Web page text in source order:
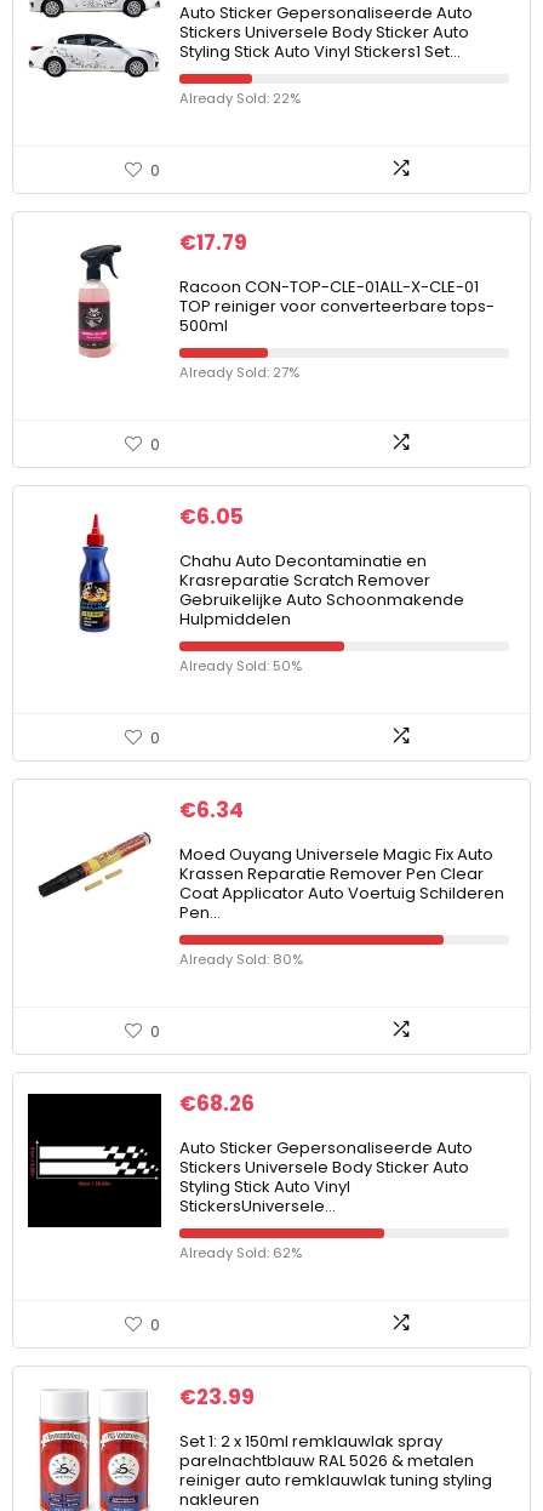
Auto Sticker Gepersonaliseerde Auto
Stickers Universele Body Sticker Auto
Styling Stick Auto Vinyl Stickers1 Set…
Already Sold: 22%
0
€17.79
Racoon CON-TOP-CLE-01ALL-X-CLE-01
TOP reiniger voor converteerbare tops-
500ml
Already Sold: 27%
0
€6.05
Chahu Auto Decontaminatie en
Krasreparatie Scratch Remover
Gebruikelijke Auto Schoonmakende
Hulpmiddelen
Already Sold: 50%
0
€6.34
Moed Ouyang Universele Magic Fix Auto
Krassen Reparatie Remover Pen Clear
Coat Applicator Auto Voertuig Schilderen
Pen…
Already Sold: 80%
0
€68.26
Auto Sticker Gepersonaliseerde Auto
Stickers Universele Body Sticker Auto
Styling Stick Auto Vinyl
StickersUniversele…
Already Sold: 62%
0
€23.99
Set 1: 2 x 150ml remklauwlak spray
parelnachtblauw RAL 5026 & metalen
reiniger auto remklauwlak tuning styling
nakleuren